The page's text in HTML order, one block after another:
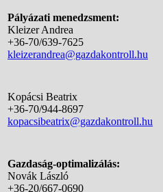
Pályázati menedzsment:
Kleizer Andrea
+36-70/639-7625
kleizerandrea@gazdakontroll.hu
Kopácsi Beatrix
+36-70/944-8697
kopacsibeatrix@gazdakontroll.hu
Gazdaság-optimalizálás:
Novák László
+36-20/667-0690